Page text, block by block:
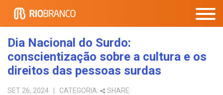
Dia Nacional do Surdo:
conscientização sobre a cultura e os
direitos das pessoas surdas
SET 26, 2024 | CATEGORIA: SHARE